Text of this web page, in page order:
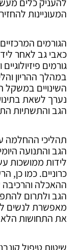
המעוניינות
הגורמים
כאבי גב לאחר
גורמים
במהלך ההריון
השינויים במשקל
נערך לשאת
הגב והתשתיות
תהליכי ההחלמה
הגב והתנועה
לידות ממושכות
כרוניים. כמו כן,
ההאכלה והרכיבה
הגב ולתרום
מאפשרת לנשים
את התחושות הלא